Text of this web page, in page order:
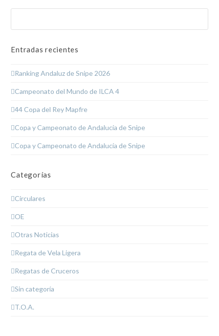
Entradas recientes
Ranking Andaluz de Snipe 2026
Campeonato del Mundo de ILCA 4
44 Copa del Rey Mapfre
Copa y Campeonato de Andalucía de Snipe
Copa y Campeonato de Andalucía de Snipe
Categorías
Circulares
OE
Otras Noticias
Regata de Vela Ligera
Regatas de Cruceros
Sin categoría
T.O.A.